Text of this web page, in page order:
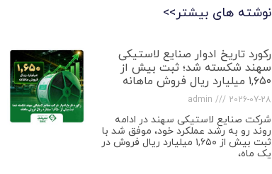
نوشته های بیشتر>>
رکورد تاریخ ادوار صنایع لاستیکی
سهند شکسته شد؛ ثبت بیش از
۱,۶۵۰ میلیارد ریال فروش ماهانه
admin 2026-07-28
شرکت صنایع لاستیکی سهند در ادامه
روند رو به رشد عملکرد خود، موفق شد با
ثبت بیش از ۱,۶۵۰ میلیارد ریال فروش در
یک ماه،